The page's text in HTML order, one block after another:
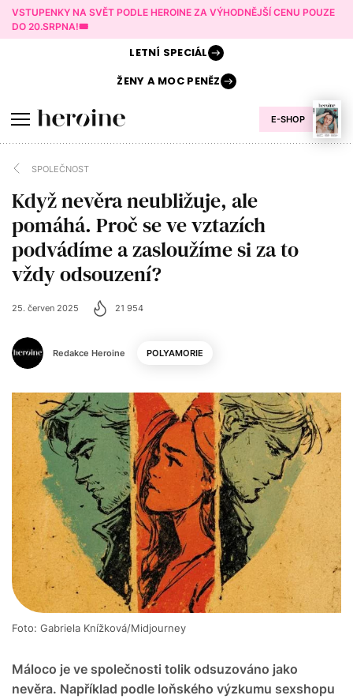
VSTUPENKY NA SVĚT PODLE HEROINE ZA VÝHODNĚJŠÍ CENU POUZE
DO 20.SRPNA!🎟️
E-SHOP
LETNÍ SPECIÁL
ŽENY AMOC PENĚZ
SPOLEČNOST
Když nevěra neubližuje, ale
pomáhá. Proč se ve vztazích
podvádíme a zasloužíme si za to
vždy odsouzení?
Redakce Heroine
25. červen 2025 21 954
POLYAMORIE
Máloco je ve společnosti tolik odsuzováno jako
nevěra. Například podle loňského výzkumu sexshopu
Foto: Gabriela Knížková/Midjourney